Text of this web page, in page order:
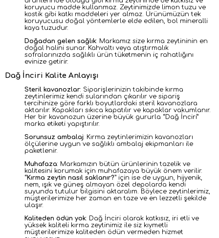
koruyucu madde kullanmaz. Zeytinimizde limon tuzu ve
kostik gibi katkı maddeleri yer almaz. Ürünümüzün tek
koruyucusu doğal yöntemlerle elde edilen, bol mineralli
kaya tuzudur.
Doğadan gelen sağlık: Markamız size kırma zeytininin en
doğal halini sunar. Kahvaltı veya atıştırmalık
sofralarınızda sağlıklı ürün tüketmenin iç rahatlığını
evinize getirir.
Dağ İnciri Kalite Anlayışı
Steril kavanozlar: Siparişlerinizin takibinde kırma
zeytinlerimiz kendi sularından çıkarılır ve sipariş
tercihinize göre farklı boyutlardaki steril kavanozlara
aktarılır. Kapakları sıkıca kapatılır ve kapaklar vakumlanır.
Her bir kavanozun üzerine büyük gururla “Dağ İnciri”
marka etiketi yapıştırılır.
Sorunsuz ambalaj: Kırma zeytinlerimizin kavanozları
ölçülerine uygun ve sağlıklı ambalaj ekipmanları ile
paketlenir.
Muhafaza: Markamızın bütün ürünlerinin tazelik ve
kalitesini korumak için muhafazaya büyük önem verilir.
“Kırma zeytin nasıl saklanır?” için ise de uygun, hijyenik,
nem, ışık ve güneş almayan özel depolarda kendi
suyunda tutulur bilgisini aktaralım. Böylece zeytinlerimiz,
müşterilerimize her zaman en taze ve en lezzetli şekilde
ulaşır.
Kaliteden ödün yok: Dağ İnciri olarak katkısız, iri etli ve
yüksek kaliteli kırma zeytinimiz ile siz kıymetli
müşterilerimize kaliteden ödün vermeden hizmet